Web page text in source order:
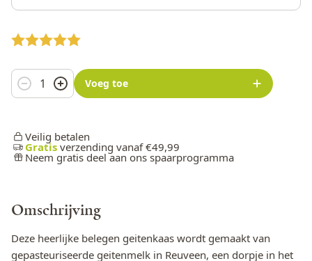
Aantal Voeg toe
Veilig betalen
Gratis verzending vanaf €49,99
Neem gratis deel aan ons spaarprogramma
Omschrijving
Deze heerlijke belegen geitenkaas wordt gemaakt van
gepasteuriseerde geitenmelk in Reuveen, een dorpje in het